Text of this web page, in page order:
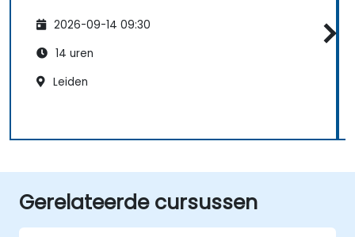
2026-09-14 09:30
14 uren
Leiden
Gerelateerde cursussen